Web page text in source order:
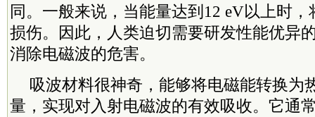
同。一般来说，当能量达到12 eV以上时
损伤。因此，人类迫切需要研发性能优异
消除电磁波的危害。
吸波材料很神奇，能够将电磁能转换为
量，实现对入射电磁波的有效吸收。它通